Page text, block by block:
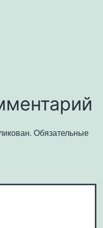
Обязательные